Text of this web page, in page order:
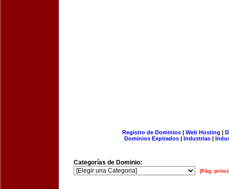
Registro de Dominios| Web Hosting |
Dominios Expirados | Industrias |
Categorías de Dominio:
[Pág.